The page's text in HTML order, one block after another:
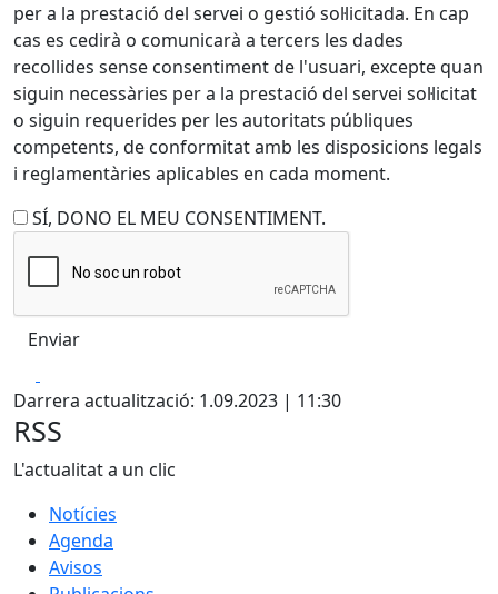
per a la prestació del servei o gestió sol·licitada. En cap
cas es cedirà o comunicarà a tercers les dades
recollides sense consentiment de l'usuari, excepte quan
siguin necessàries per a la prestació del servei sol·licitat
o siguin requerides per les autoritats públiques
competents, de conformitat amb les disposicions legals
i reglamentàries aplicables en cada moment.
SÍ, DONO EL MEU CONSENTIMENT.
Darrera actualització: 1.09.2023 | 11:30
RSS
L'actualitat a un clic
Notícies
Agenda
Avisos